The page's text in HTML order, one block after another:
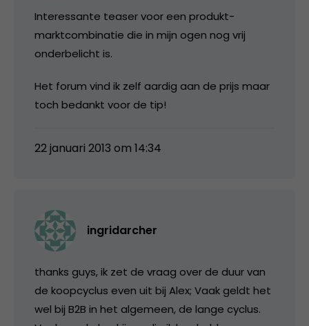
Interessante teaser voor een produkt-
marktcombinatie die in mijn ogen nog vrij
onderbelicht is.
Het forum vind ik zelf aardig aan de prijs maar
toch bedankt voor de tip!
22 januari 2013 om 14:34
ingridarcher
thanks guys, ik zet de vraag over de duur van
de koopcyclus even uit bij Alex; Vaak geldt het
wel bij B2B in het algemeen, de lange cyclus.